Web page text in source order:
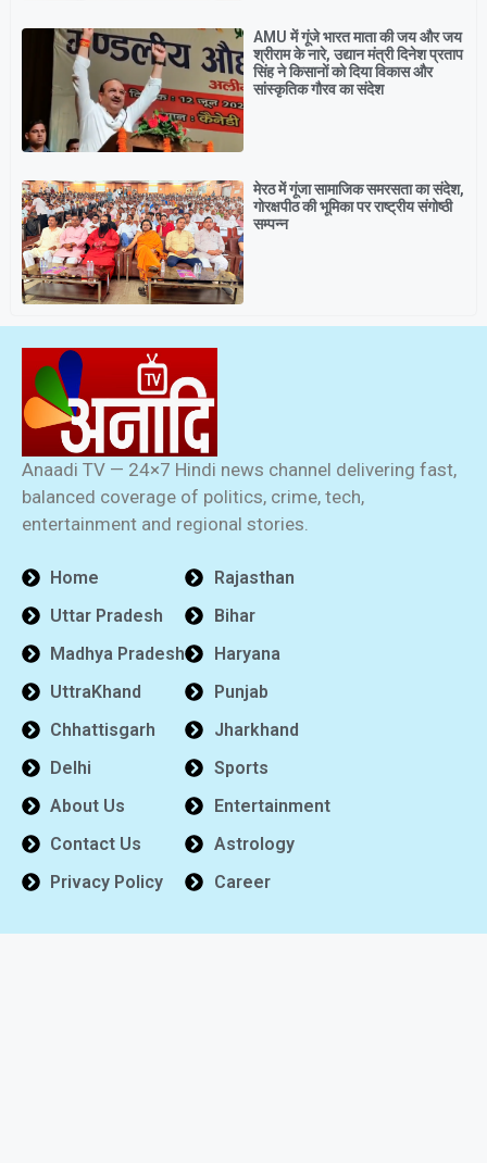
AMU में गूंजे भारत माता की जय और जय
श्रीराम के नारे, उद्यान मंत्री दिनेश प्रताप
सिंह ने किसानों को दिया विकास और
सांस्कृतिक गौरव का संदेश
मेरठ में गूंजा सामाजिक समरसता का संदेश,
गोरक्षपीठ की भूमिका पर राष्ट्रीय संगोष्ठी
सम्पन्न
Anaadi TV — 24×7 Hindi news channel delivering fast,
balanced coverage of politics, crime, tech,
entertainment and regional stories.
Home
Uttar Pradesh
Madhya Pradesh
UttraKhand
Chhattisgarh
Delhi
About Us
Contact Us
Privacy Policy
Rajasthan
Bihar
Haryana
Punjab
Jharkhand
Sports
Entertainment
Astrology
Career